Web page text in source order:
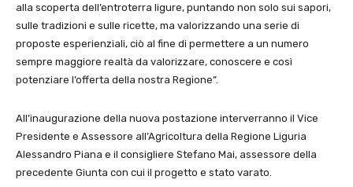
alla scoperta dell’entroterra ligure, puntando non solo sui sapori,
sulle tradizioni e sulle ricette, ma valorizzando una serie di
proposte esperienziali, ciò al fine di permettere a un numero
sempre maggiore realtà da valorizzare, conoscere e così
potenziare l’offerta della nostra Regione”.
All’inaugurazione della nuova postazione interverranno il Vice
Presidente e Assessore all’Agricoltura della Regione Liguria
Alessandro Piana e il consigliere Stefano Mai, assessore della
precedente Giunta con cui il progetto e stato varato.